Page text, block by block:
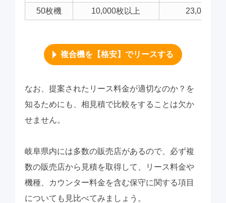
50枚機 10,000枚以上 23,000円
複合機を【格安】でリースする
なお、提案されたリース料金が適切なのか？を
知るためにも、相見積で比較をすることは欠か
せません。
岐阜県内には多数の販売店があるので、必ず複
数の販売店から見積を取得して、リース料金や
機種、カウンター料金を含む保守に関する項目
についても見比べてみましょう。